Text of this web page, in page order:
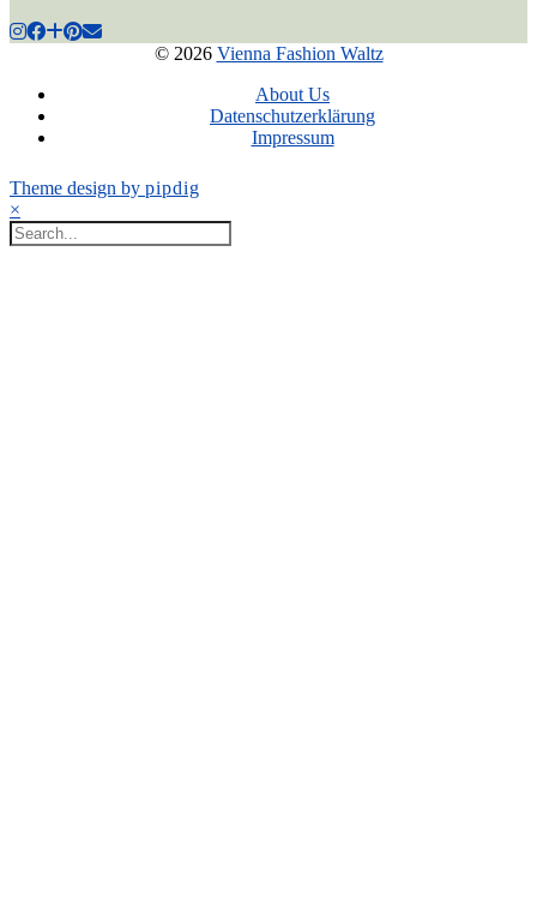
© 2026 Vienna Fashion Waltz
About Us
Datenschutzerklärung
Impressum
Theme design by pipdig
×